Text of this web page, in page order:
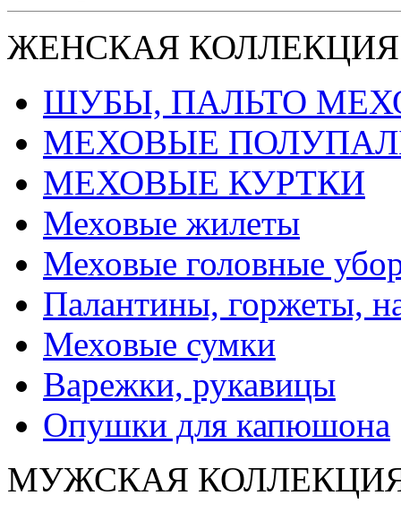
ЖЕНСКАЯ КОЛЛЕКЦИЯ
ШУБЫ, ПАЛЬТО
МЕХОВЫЕ
МЕХОВЫЕ КУРТКИ
Меховые жилеты
Меховые головные
Палантины, горжеты,
Меховые сумки
Варежки, рукавицы
Опушки для капюшона
МУЖСКАЯ